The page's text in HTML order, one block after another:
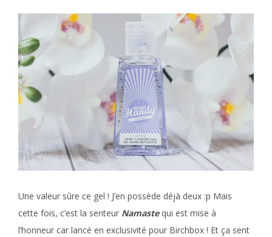
Une valeur sûre ce gel ! J’en possède déjà deux :p Mais
cette fois, c’est la senteur Namaste qui est mise à
l’honneur car lancé en exclusivité pour Birchbox ! Et ça sent